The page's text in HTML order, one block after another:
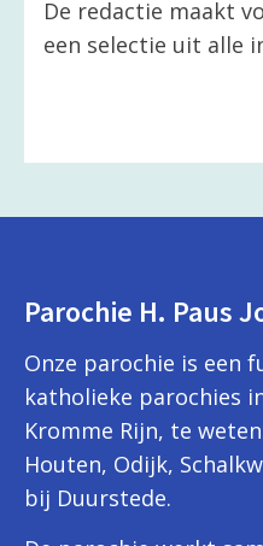
De redactie maakt
een selectie uit alle
Parochie H. Paus
Onze parochie is een
katholieke parochies
Kromme Rijn, te
Houten, Odijk,
bij Duurstede.